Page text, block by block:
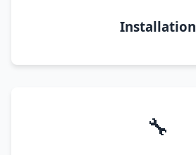
Installation
🔧